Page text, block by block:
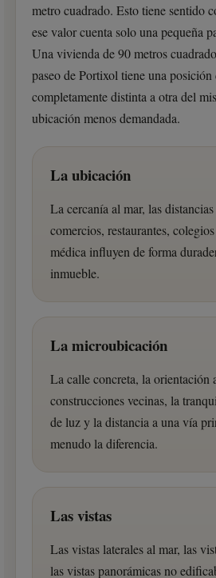
metro cuadrado. Esto tiene sentido
ese valor cuenta solo una pequeña
Una vivienda de 90 metros
paseo de Portixol tiene una posición
completamente distinta a otra del
ubicación menos demandada.
La ubicación
La cercanía al mar, las
comercios, restaurantes,
médica influyen de forma
inmueble.
La microubicación
La calle concreta, la orientación
construcciones vecinas, la
de luz y la distancia a una vía
menudo la diferencia.
Las vistas
Las vistas laterales al mar, las
las vistas panorámicas no